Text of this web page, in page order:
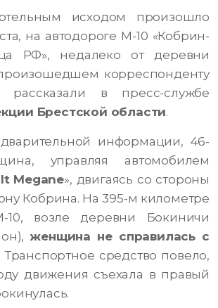
исходом произошло
на автодороге М-10 «Кобрин-
РФ», недалеко от деревни
корреспонденту
рассказали в пресс-службе
Брестской области.
информации, 46-
управляя автомобилем
Megane», двигаясь со стороны
Кобрина. На 395-м километре
10, возле деревни Бокиничи
женщина не справилась с
Транспортное средство повело,
движения съехала в правый